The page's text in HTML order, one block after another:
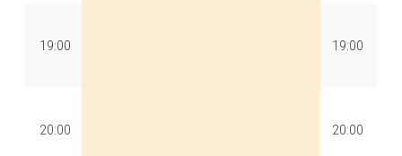
19:00 19:00
20:00 20:00